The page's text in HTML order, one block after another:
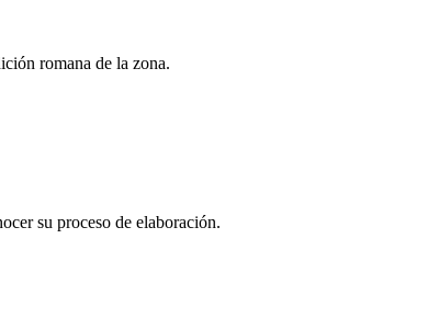
romana de la zona.
su proceso de elaboración.